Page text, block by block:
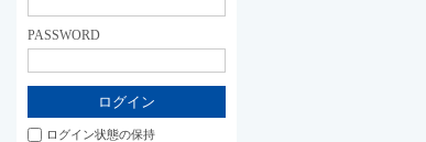
PASSWORD
ログイン状態の保持